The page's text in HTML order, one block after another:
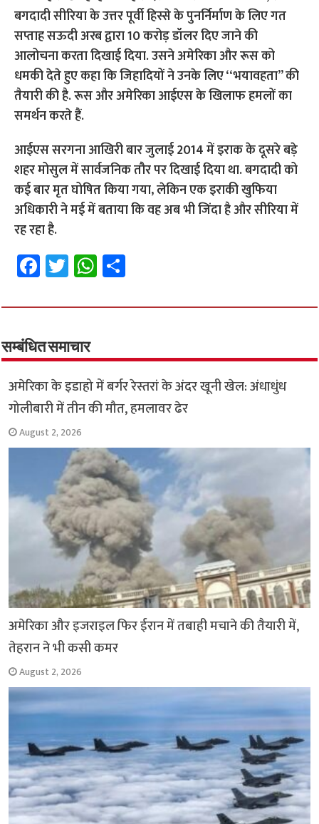
बगदादी सीरिया के उत्तर पूर्वी हिस्से के पुनर्निर्माण के लिए गत
सप्ताह सऊदी अरब द्वारा 10 करोड़ डॉलर दिए जाने की
आलोचना करता दिखाई दिया. उसने अमेरिका और रूस को
धमकी देते हुए कहा कि जिहादियों ने उनके लिए ‘‘भयावहता’’ की
तैयारी की है. रूस और अमेरिका आईएस के खिलाफ हमलों का
समर्थन करते हैं.
आईएस सरगना आखिरी बार जुलाई 2014 में इराक के दूसरे बड़े
शहर मोसुल में सार्वजनिक तौर पर दिखाई दिया था. बगदादी को
कई बार मृत घोषित किया गया, लेकिन एक इराकी खुफिया
अधिकारी ने मई में बताया कि वह अब भी जिंदा है और सीरिया में
रह रहा है.
Fa
ce
b
o
o
k
T
wi
tt
er
W
h
at
p
p
ar
सम्बंधित समाचार
अमेरिका के इडाहो में बर्गर रेस्तरां के अंदर खूनी खेल: अंधाधुंध
गोलीबारी में तीन की मौत, हमलावर ढेर
August 2, 2026
अमेरिका और इजराइल फिर ईरान में तबाही मचाने की तैयारी में,
तेहरान ने भी कसी कमर
August 2, 2026